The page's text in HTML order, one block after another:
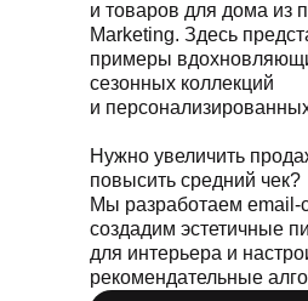
и товаров для дома из
Marketing. Здесь
примеры
сезонных коллекций
и
Нужно увеличить
повысить средний чек?
Мы разработаем email-
создадим эстетичные
для интерьера и
рекомендательные